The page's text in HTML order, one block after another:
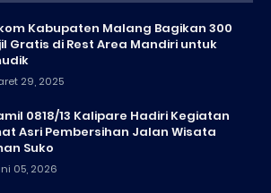
Kabupaten Malang Bagikan 300
Gratis di Rest Area Mandiri untuk
29, 2025
0818/13 Kalipare Hadiri Kegiatan
Asri Pembersihan Jalan Wisata
Suko
05, 2026